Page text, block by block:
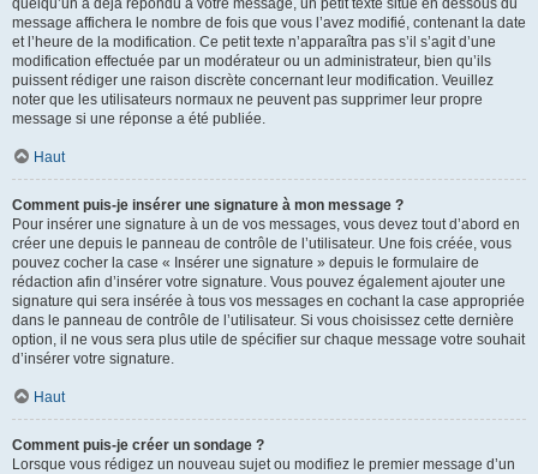
quelqu’un a déjà répondu à votre message, un petit texte situé en dessous du
message affichera le nombre de fois que vous l’avez modifié, contenant la date
et l’heure de la modification. Ce petit texte n’apparaîtra pas s’il s’agit d’une
modification effectuée par un modérateur ou un administrateur, bien qu’ils
puissent rédiger une raison discrète concernant leur modification. Veuillez
noter que les utilisateurs normaux ne peuvent pas supprimer leur propre
message si une réponse a été publiée.
Haut
Comment puis-je insérer une signature à mon message ?
Pour insérer une signature à un de vos messages, vous devez tout d’abord en
créer une depuis le panneau de contrôle de l’utilisateur. Une fois créée, vous
pouvez cocher la case « Insérer une signature » depuis le formulaire de
rédaction afin d’insérer votre signature. Vous pouvez également ajouter une
signature qui sera insérée à tous vos messages en cochant la case appropriée
dans le panneau de contrôle de l’utilisateur. Si vous choisissez cette dernière
option, il ne vous sera plus utile de spécifier sur chaque message votre souhait
d’insérer votre signature.
Haut
Comment puis-je créer un sondage ?
Lorsque vous rédigez un nouveau sujet ou modifiez le premier message d’un